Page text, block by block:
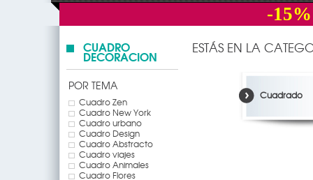
-15%
CUADRO
DECORACION
POR TEMA
Cuadro Zen
Cuadro New York
Cuadro urbano
Cuadro Design
Cuadro Abstracto
Cuadro viajes
Cuadro Animales
Cuadro Flores
ESTÁS EN LA
Cuadrado